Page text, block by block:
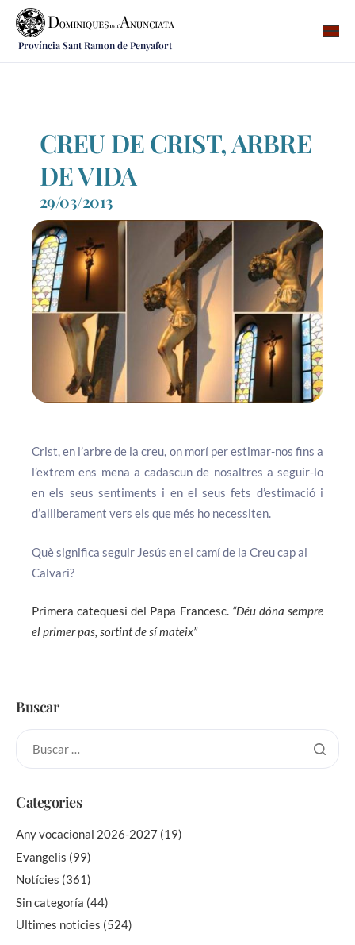
Província Sant Ramon de Penyafort
Qui som
Vocacions
Notícies
Recursos
Contacte
CREU DE CRIST, ARBRE
DE VIDA
29/03/2013
Crist, en l’arbre de la creu, on morí per estimar-nos fins a
l’extrem ens mena a cadascun de nosaltres a seguir-lo
en els seus sentiments i en el seus fets d’estimació i
d’alliberament vers els que més ho necessiten.
Què significa seguir Jesús en el camí de la Creu cap al
Calvari?
Primera catequesi del Papa Francesc. “Déu dóna sempre
el primer pas, sortint de sí mateix”
Buscar
Categories
Any vocacional 2026-2027 (19)
Evangelis (99)
Notícies (361)
Sin categoría (44)
Ultimes noticies (524)